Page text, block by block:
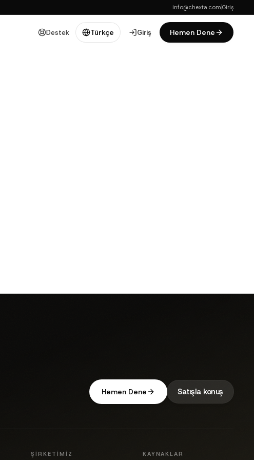
info@chexta.com Giriş
Destek Türkçe Giriş Hemen Dene
Hemen Dene Satışla konuş
ŞIRKETIMIZ KAYNAKLAR